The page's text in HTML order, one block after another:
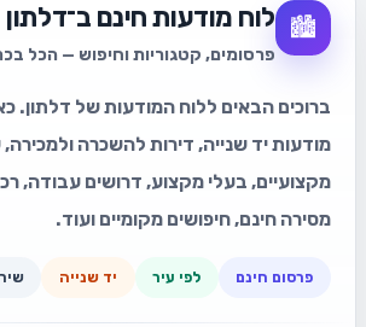
🏙️ לוח מודעות חינם ב־דלתון
פרסומים, קטגוריות וחיפוש — הכל
ברוכים הבאים ללוח המודעות של דלתון.
מודעות יד שנייה, דירות להשכרה ולמכירה,
מקצועיים, בעלי מקצוע, דרושים עבודה,
מסירה חינם, חיפושים מקומיים ועוד.
פרסום חינם לפי עיר יד שנייה